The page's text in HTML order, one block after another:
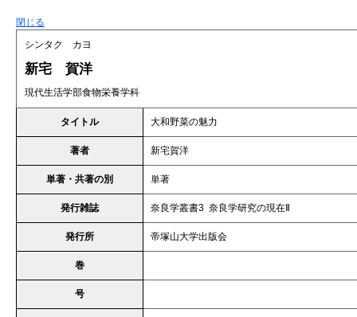
閉じる
シンタク カヨ
新宅 賀洋
現代生活学部食物栄養学科
タイトル 大和野菜の魅力
著者 新宅賀洋
単著・共著の別 単著
発行雑誌 奈良学叢書3 奈良学研究の現在Ⅱ
発行所 帝塚山大学出版会
巻
号